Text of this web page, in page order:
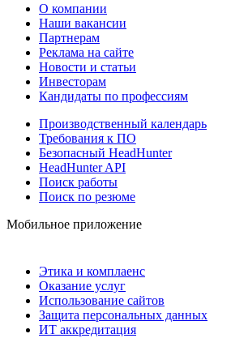
О компании
Наши вакансии
Партнерам
Реклама на сайте
Новости и статьи
Инвесторам
Кандидаты по профессиям
Производственный календарь
Требования к ПО
Безопасный HeadHunter
HeadHunter API
Поиск работы
Поиск по резюме
Мобильное приложение
Этика и комплаенс
Оказание услуг
Использование сайтов
Защита персональных данных
ИТ аккредитация